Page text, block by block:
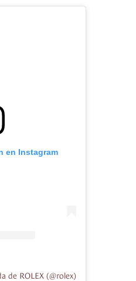
en Instagram
de ROLEX (@rolex)